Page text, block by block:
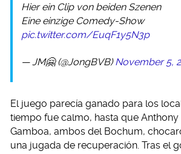
Hier ein Clip von beiden Szenen
Eine einzige Comedy-Show
pic.twitter.com/EuqF1y5N3p
— JM🤗 (@JongBVB)November 5,
El juego parecía ganado para los
tiempo fue calmo, hasta que Anthony
Gamboa, ambos del Bochum,
una jugada de recuperación. Tras el